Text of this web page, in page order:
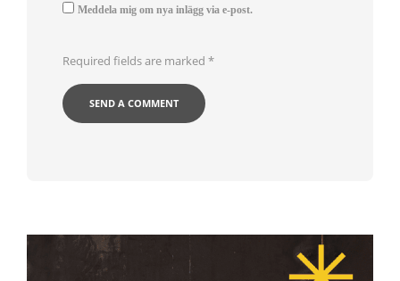
Meddela mig om nya inlägg via e-post.
Required fields are marked *